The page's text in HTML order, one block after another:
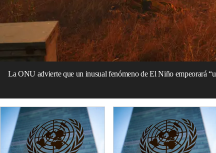
La ONU advierte que un inusual fenómeno de El Niño empeorará